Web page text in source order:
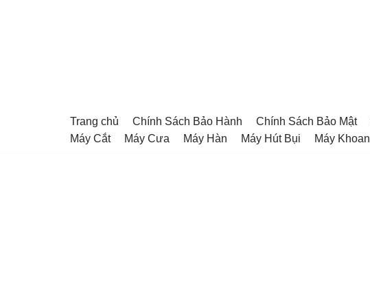
Trang chủ Chính Sách Bảo Hành Chính Sách Bảo Mật
Máy Cắt
Máy Cưa Máy Hàn Máy Hút Bụi Máy Khoan